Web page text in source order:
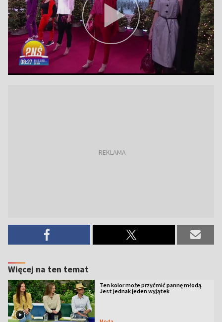
Więcej na ten temat
Ten kolor może przyćmić pannę młodą.
Jest jednak jeden wyjątek